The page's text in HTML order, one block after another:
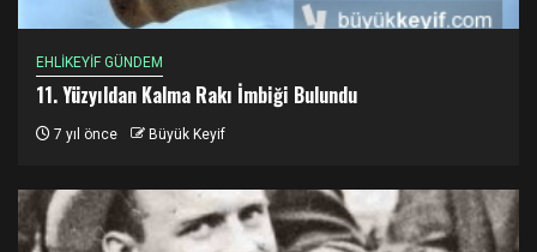
EHLİKEYİF GÜNDEM
11. Yüzyıldan Kalma Rakı İmbiği Bulundu
7 yıl önce Büyük Keyif